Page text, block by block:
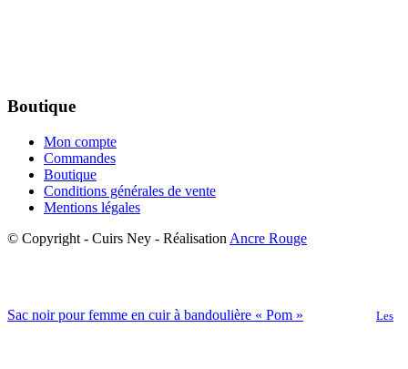
Boutique
Mon compte
Commandes
Boutique
Conditions générales de vente
Mentions légales
© Copyright - Cuirs Ney - Réalisation Ancre Rouge
Sac noir pour femme en cuir à bandoulière « Pom » Les